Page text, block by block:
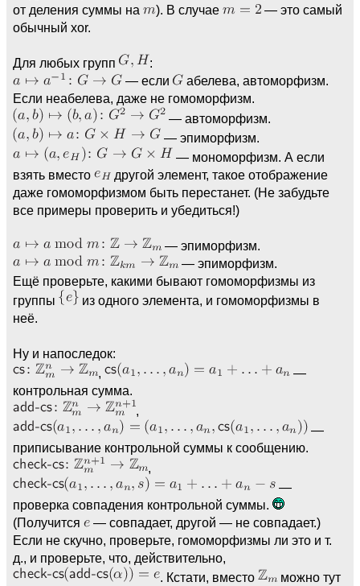
от деления суммы на
). В случае
— это самый
обычный xor.
Для любых групп
:
— если
абелева, автоморфизм.
Если неабелева, даже не гомоморфизм.
— автоморфизм.
— эпиморфизм.
— мономорфизм. А если
взять вместо
другой элемент, такое отображение
даже гомоморфизмом быть перестанет. (Не забудьте
все примеры проверить и убедиться!)
— эпиморфизм.
— эпиморфизм.
Ещё проверьте, какими бывают гомоморфизмы из
группы
из одного элемента, и гомоморфизмы в
неё.
Ну и напоследок:
,
—
контрольная сумма.
,
—
приписывание контрольной суммы к сообщению.
,
—
проверка совпадения контрольной суммы.
(Получится
— совпадает, другой — не совпадает.)
Если не скучно, проверьте, гомоморфизмы ли это и т.
д., и проверьте, что, действительно,
. Кстати, вместо
можно тут